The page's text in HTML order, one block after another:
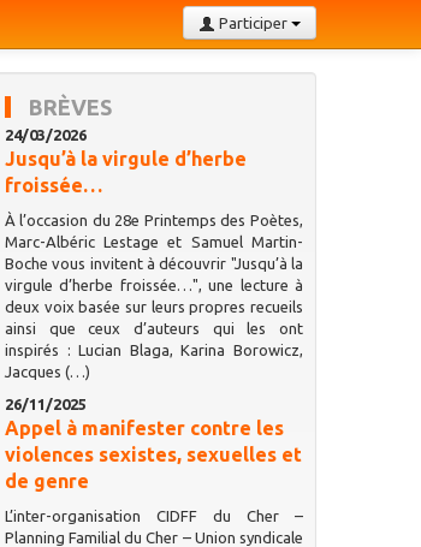
Participer
BRÈVES
24/03/2026
Jusqu’à la virgule d’herbe
froissée…
À l’occasion du 28e Printemps des Poètes,
Marc-Albéric Lestage et Samuel Martin-
Boche vous invitent à découvrir "Jusqu’à la
virgule d’herbe froissée…", une lecture à
deux voix basée sur leurs propres recueils
ainsi que ceux d’auteurs qui les ont
inspirés : Lucian Blaga, Karina Borowicz,
Jacques (…)
26/11/2025
Appel à manifester contre les
violences sexistes, sexuelles et
de genre
L’inter-organisation CIDFF du Cher –
Planning Familial du Cher – Union syndicale